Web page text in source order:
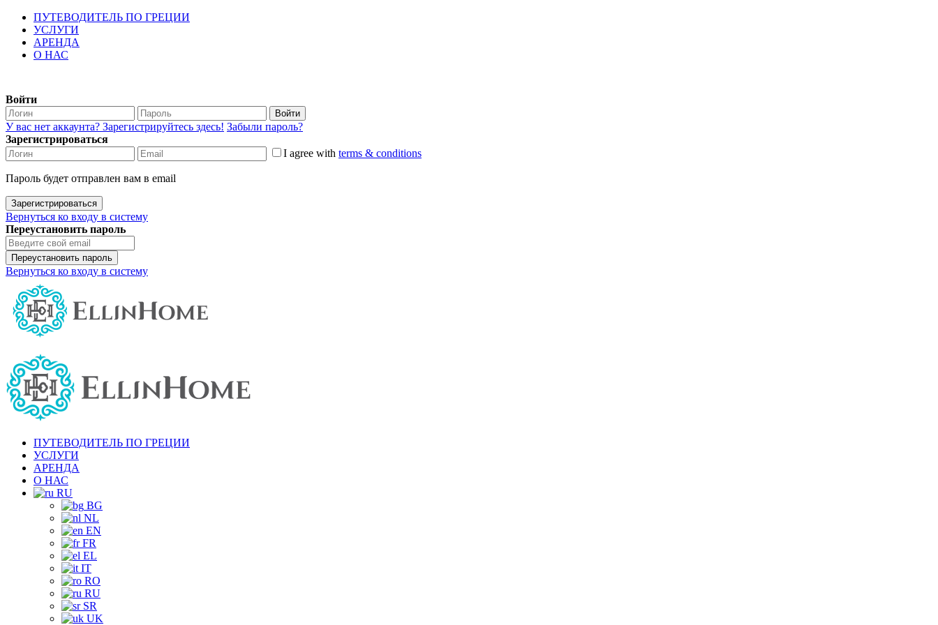
ПУТЕВОДИТЕЛЬ ПО ГРЕЦИИ
УСЛУГИ
АРЕНДА
О НАС
Войти
Войти
У вас нет аккаунта? Зарегистрируйтесь здесь! Забыли пароль?
Зарегистрироваться
I agree with terms & conditions
Пароль будет отправлен вам в email
Зарегистрироваться
Вернуться ко входу в систему
Переустановить пароль
Переустановить пароль
Вернуться ко входу в систему
ПУТЕВОДИТЕЛЬ ПО ГРЕЦИИ
УСЛУГИ
АРЕНДА
О НАС
RU
BG
NL
EN
FR
EL
IT
RO
RU
SR
UK